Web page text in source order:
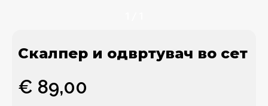
Скалпер и одвртувач во сет
€ 89,00